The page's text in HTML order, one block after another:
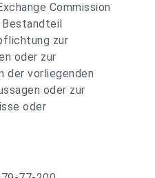
Commission
Bestandteil
zur
oder zur
der vorliegenden
oder zur
oder